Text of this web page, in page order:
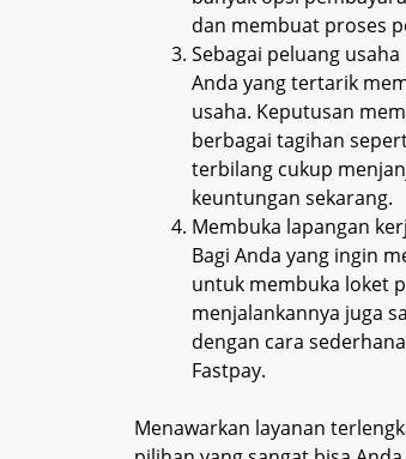
dan membuat proses
Sebagai peluang usaha
Anda yang tertarik
usaha. Keputusan
berbagai tagihan
terbilang cukup
keuntungan sekarang.
Membuka lapangan
Bagi Anda yang ingin
untuk membuka loket
menjalankannya juga
dengan cara
Fastpay.
Menawarkan layanan